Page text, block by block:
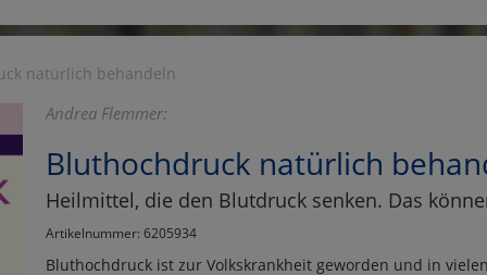
natürlich behandeln
Andrea Flemmer:
Bluthochdruck natürlich
Heilmittel, die den Blutdruck senken. Das
Artikelnummer: 6205934
Bluthochdruck ist zur Volkskrankheit geworden und in